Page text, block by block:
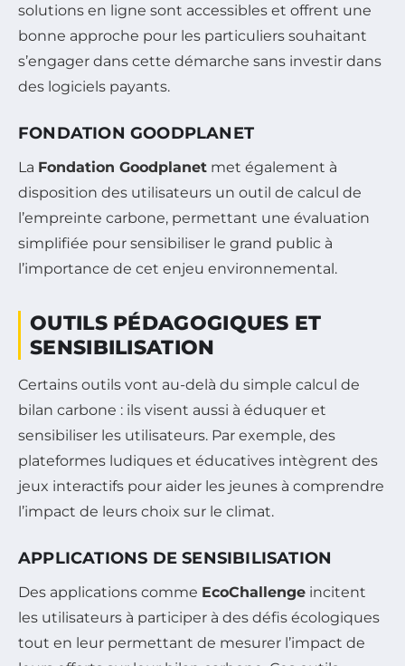
solutions en ligne sont accessibles et offrent une
bonne approche pour les particuliers souhaitant
s’engager dans cette démarche sans investir dans
des logiciels payants.
FONDATION GOODPLANET
La Fondation Goodplanet met également à
disposition des utilisateurs un outil de calcul de
l’empreinte carbone, permettant une évaluation
simplifiée pour sensibiliser le grand public à
l’importance de cet enjeu environnemental.
OUTILS PÉDAGOGIQUES ET
SENSIBILISATION
Certains outils vont au-delà du simple calcul de
bilan carbone : ils visent aussi à éduquer et
sensibiliser les utilisateurs. Par exemple, des
plateformes ludiques et éducatives intègrent des
jeux interactifs pour aider les jeunes à comprendre
l’impact de leurs choix sur le climat.
APPLICATIONS DE SENSIBILISATION
Des applications comme EcoChallenge incitent
les utilisateurs à participer à des défis écologiques
tout en leur permettant de mesurer l’impact de